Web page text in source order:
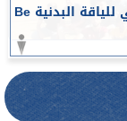
جامعة أسيوط تشهد انطلاق ”اللقاء الرياضي للياقة البدنية Be